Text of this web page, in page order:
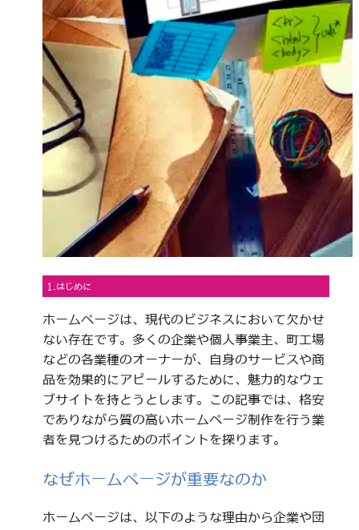
1.はじめに
ホームページは、現代のビジネスにおいて欠かせ
ない存在です。多くの企業や個人事業主、町工場
などの各業種のオーナーが、自身のサービスや商
品を効果的にアピールするために、魅力的なウェ
ブサイトを持とうとします。この記事では、格安
でありながら質の高いホームページ制作を行う業
者を見つけるためのポイントを探ります。
なぜホームページが重要なのか
ホームページは、以下のような理由から企業や団